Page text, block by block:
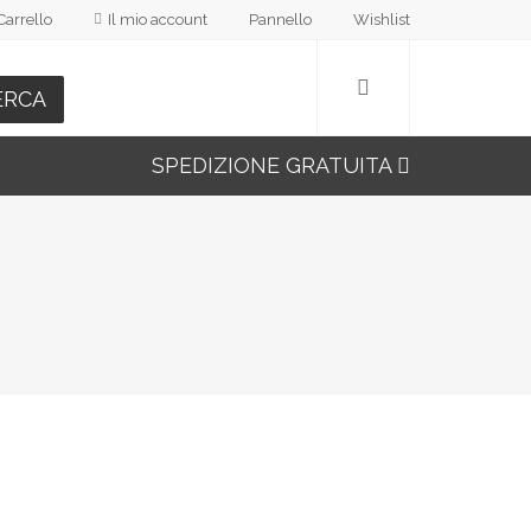
Il mio account Pannello Wishlist
SPEDIZIONE GRATUITA